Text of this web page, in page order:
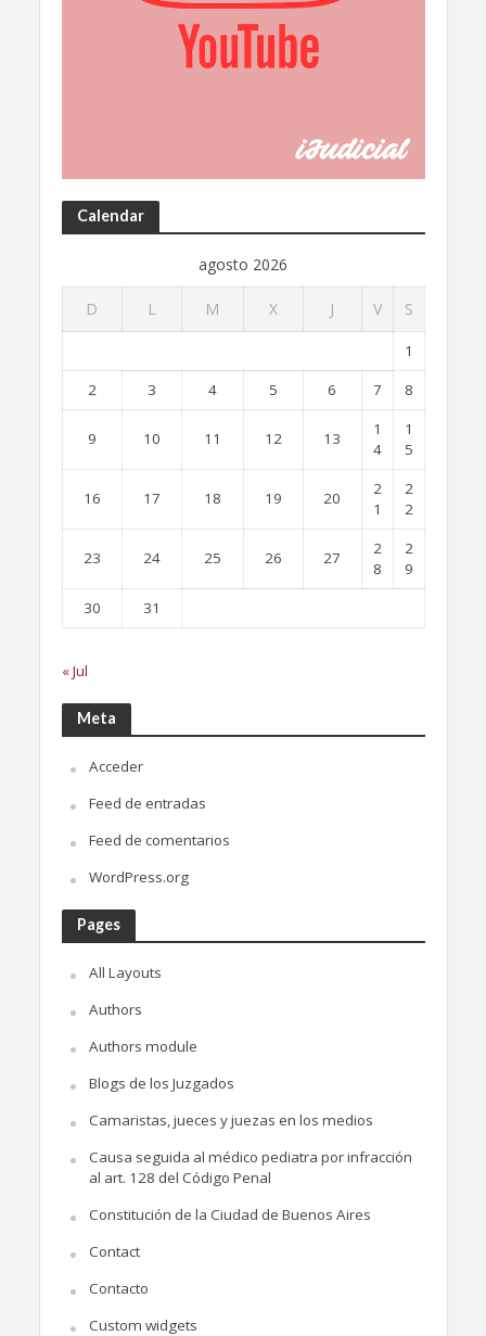
Calendar
agosto 2026
D L M X J V S
1
2
3 4 5 6 7 8
9 10 11 12 13
1
4
1
5
16 17 18 19 20
2
1
2
2
23 24 25 26 27
2
8
2
9
30
31
« Jul
Meta
Acceder
Feed de entradas
Feed de comentarios
WordPress.org
Pages
All Layouts
Authors
Authors module
Blogs de los Juzgados
Camaristas, jueces y juezas en los medios
Causa seguida al médico pediatra por infracción
al art. 128 del Código Penal
Constitución de la Ciudad de Buenos Aires
Contact
Contacto
Custom widgets